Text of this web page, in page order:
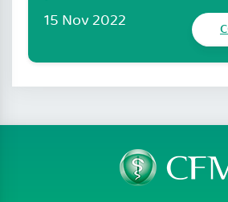
15 Nov 2022